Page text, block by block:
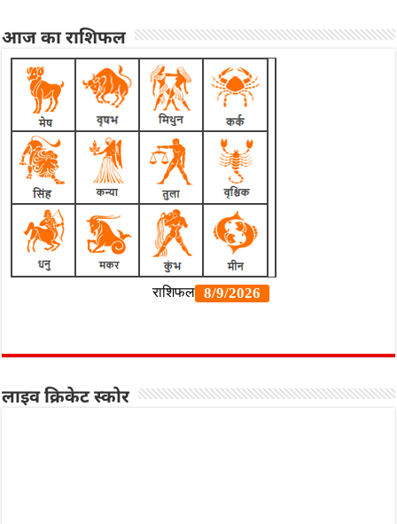
आज का राशिफल
लाइव क्रिकेट स्कोर